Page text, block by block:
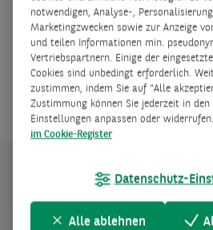
Umsatzrecherche aus.
dass es nach erfolgreicher
zu 3 Tage dauern kann,
Kreditkonto zugeordnet
notwendigen, Analyse-,
Marketingzwecken sowie zur Anzeige
und teilen Informationen min.
Vertriebspartnern. Einige der
Cookies sind unbedingt erforderlich.
zustimmen, indem Sie auf "Alle
Zustimmung können Sie jederzeit in den
Einstellungen anpassen oder widerrufen.
im Cookie-Register
Datenschutz-
Alle ablehnen